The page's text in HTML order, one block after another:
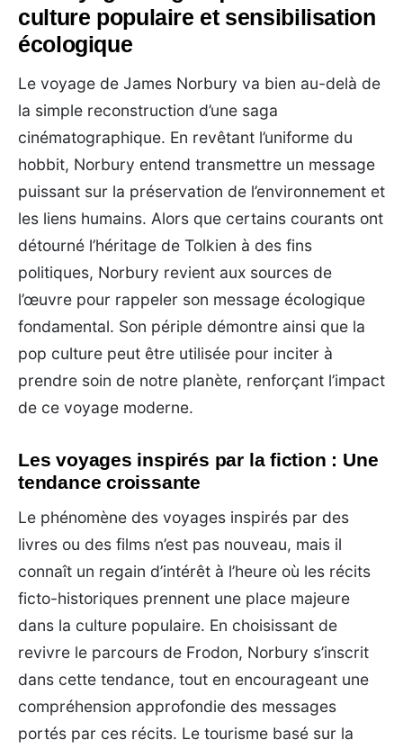
culture populaire et sensibilisation
écologique
Le voyage de James Norbury va bien au-delà de
la simple reconstruction d’une saga
cinématographique. En revêtant l’uniforme du
hobbit, Norbury entend transmettre un message
puissant sur la préservation de l’environnement et
les liens humains. Alors que certains courants ont
détourné l’héritage de Tolkien à des fins
politiques, Norbury revient aux sources de
l’œuvre pour rappeler son message écologique
fondamental. Son périple démontre ainsi que la
pop culture peut être utilisée pour inciter à
prendre soin de notre planète, renforçant l’impact
de ce voyage moderne.
Les voyages inspirés par la fiction : Une
tendance croissante
Le phénomène des voyages inspirés par des
livres ou des films n’est pas nouveau, mais il
connaît un regain d’intérêt à l’heure où les récits
ficto-historiques prennent une place majeure
dans la culture populaire. En choisissant de
revivre le parcours de Frodon, Norbury s’inscrit
dans cette tendance, tout en encourageant une
compréhension approfondie des messages
portés par ces récits. Le tourisme basé sur la